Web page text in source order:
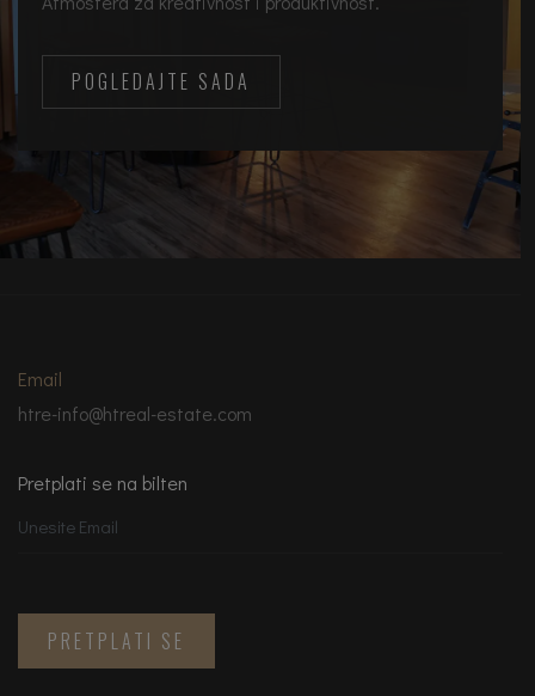
POGLEDAJTE SADA
Email
htre-info@htreal-estate.com
Pretplati se na bilten